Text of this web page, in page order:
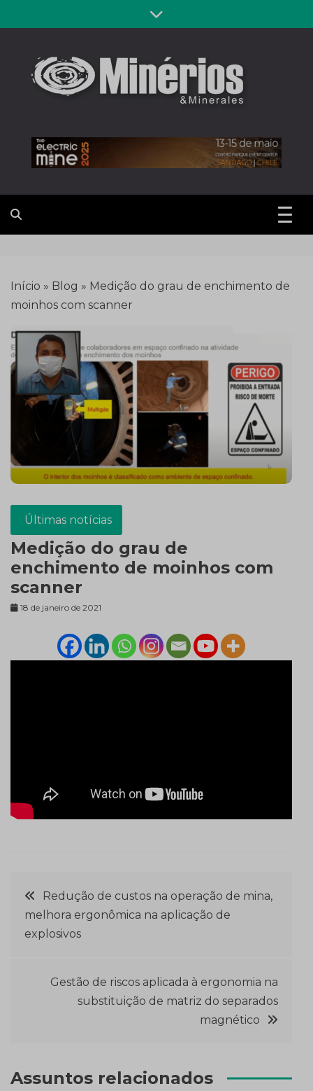
to
Revista
Minérios &
Minerales
Início » Blog » Medição do grau de enchimento de
moinhos com scanner
Últimas notícias
Medição do grau de
enchimento de moinhos com
scanner
18 de janeiro de 2021
Navegação
de
Redução de custos na operação de mina,
melhora ergonômica na aplicação de
explosivos
Gestão de riscos aplicada à ergonomia na
substituição de matriz do separados
magnético
Assuntos relacionados